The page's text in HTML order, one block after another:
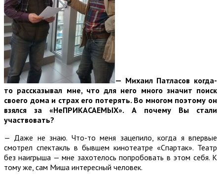
— Михаил Патласов когда-
то рассказывал мне, что для него много значит поиск
своего дома и страх его потерять. Во многом поэтому он
взялся за «НеПРИКАСАЕМЫХ». А почему Вы стали
участвовать?
— Даже не знаю. Что-то меня зацепило, когда я впервые
смотрел спектакль в бывшем кинотеатре «Спартак». Театр
без наигрыша — мне захотелось попробовать в этом себя. К
тому же, сам Миша интересный человек.